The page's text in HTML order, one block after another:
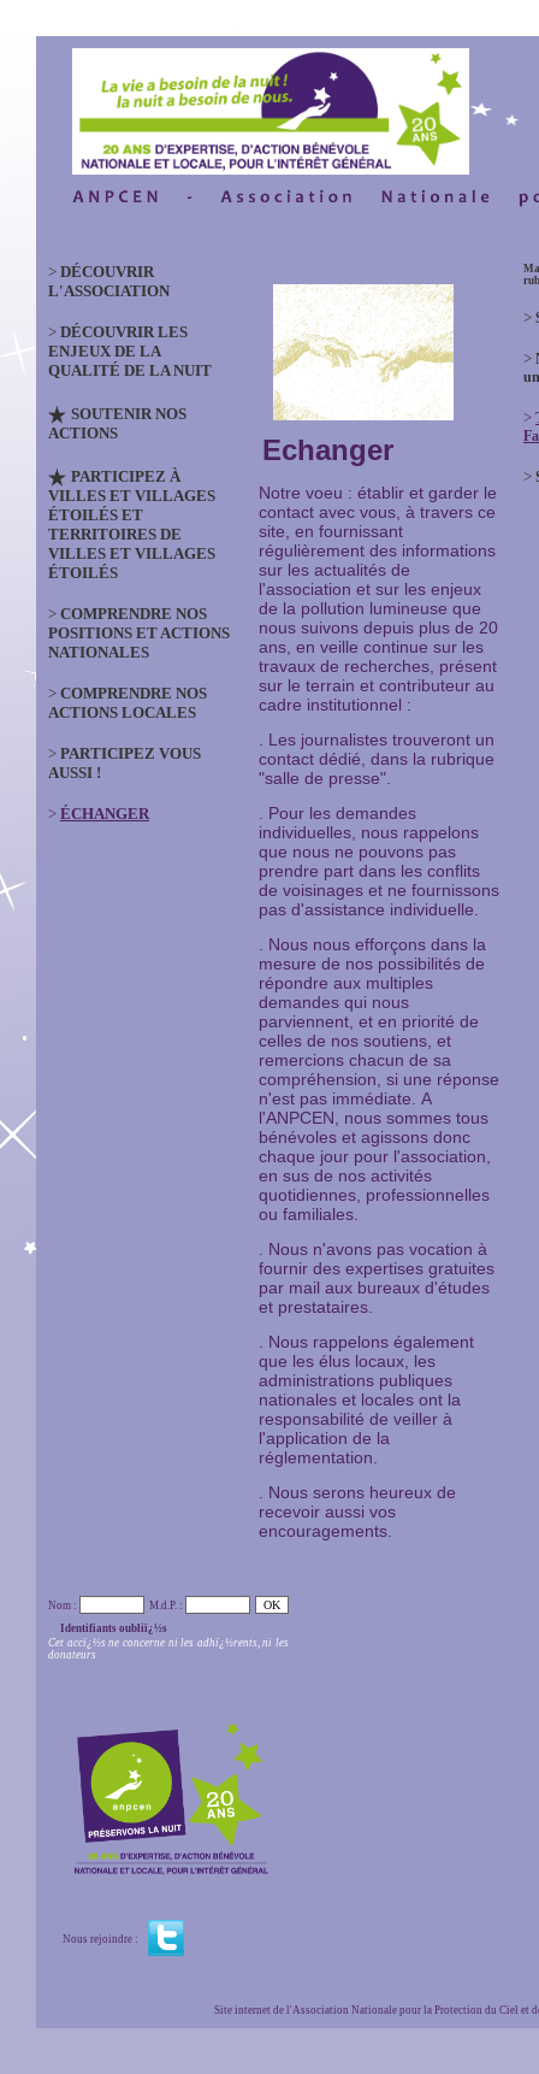
> DÉCOUVRIR
L'ASSOCIATION
> DÉCOUVRIR LES
ENJEUX DE LA
QUALITÉ DE LA NUIT
SOUTENIR NOS
ACTIONS
PARTICIPEZ À
VILLES ET VILLAGES
ÉTOILÉS ET
TERRITOIRES DE
VILLES ET VILLAGES
ÉTOILÉS
> COMPRENDRE NOS
POSITIONS ET ACTIONS
NATIONALES
> COMPRENDRE NOS
ACTIONS LOCALES
> PARTICIPEZ VOUS
AUSSI !
> ÉCHANGER
Echanger
Notre voeu : établir et garder le
contact avec vous, à travers ce
site, en fournissant
régulièrement des informations
sur les actualités de
l'association et sur les enjeux
de la pollution lumineuse que
nous suivons depuis plus de 20
ans, en veille continue sur les
travaux de recherches, présent
sur le terrain et contributeur au
cadre institutionnel :
. Les journalistes trouveront un
contact dédié, dans la rubrique
"salle de presse".
. Pour les demandes
individuelles, nous rappelons
que nous ne pouvons pas
prendre part dans les conflits
de voisinages et ne fournissons
pas d'assistance individuelle.
Nous nous efforçons dans la
mesure de nos possibilités de
répondre aux multiples
demandes qui nous
parviennent, et en priorité de
celles de nos soutiens, et
remercions chacun de sa
compréhension, si une réponse
n'est pas immédiate. A
l'ANPCEN, nous sommes tous
bénévoles et agissons donc
chaque jour pour l'association,
en sus de nos activités
quotidiennes, professionnelles
ou familiales.
. Nous n'avons pas vocation à
fournir des expertises gratuites
par mail aux bureaux d'études
et prestataires.
. Nous rappelons également
que les élus locaux, les
administrations publiques
nationales et locales ont la
responsabilité de veiller à
l'application de la
réglementation.
. Nous serons heureux de
recevoir aussi vos
encouragements.
>
>
>
>
Nom :
M.d.P. :
Identifiants oubliï¿½s
Cet accï¿½s ne concerne ni les adhï¿½rents, ni les
donateurs
Nous rejoindre :
Site internet de l'Association Nationale pour la Protection du Ciel et de